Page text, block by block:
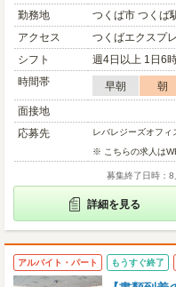
勤務地
つくば市 つくば
アクセス
つくばエクスプ
シフト
週4日以上 1日6
時間帯
早朝 朝
面接地
応募先
レバレジーズオフィ
※ こちらの求人は
募集終了日時：8
詳細を見る
アルバイト・パート もうすぐ終了